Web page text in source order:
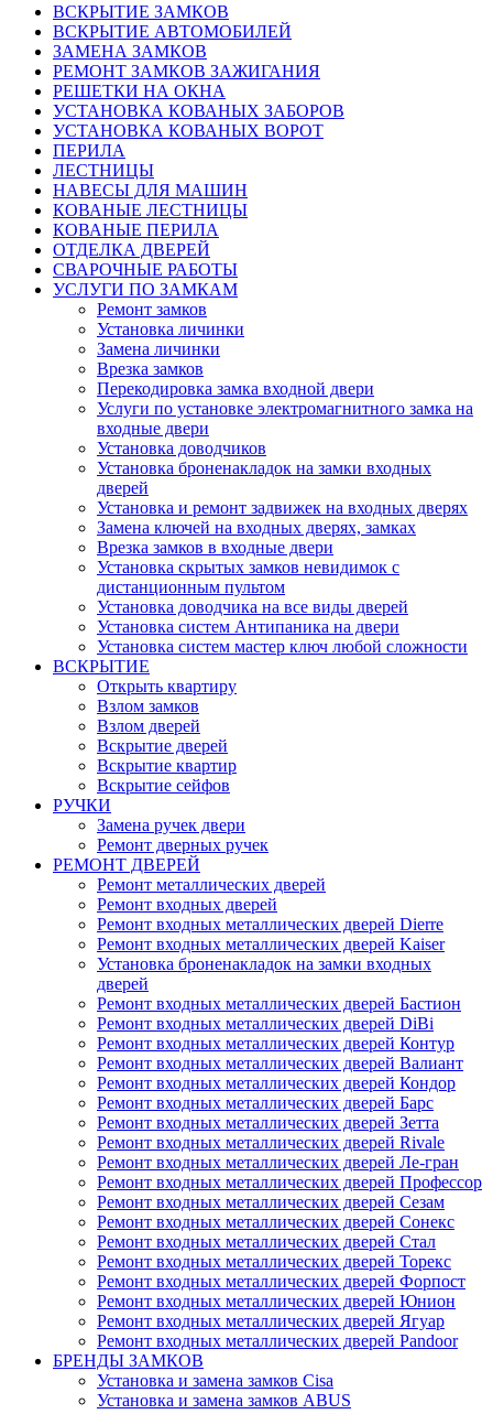
ВСКРЫТИЕ ЗАМКОВ
ВСКРЫТИЕ АВТОМОБИЛЕЙ
ЗАМЕНА ЗАМКОВ
РЕМОНТ ЗАМКОВ ЗАЖИГАНИЯ
РЕШЕТКИ НА ОКНА
УСТАНОВКА КОВАНЫХ ЗАБОРОВ
УСТАНОВКА КОВАНЫХ ВОРОТ
ПЕРИЛА
ЛЕСТНИЦЫ
НАВЕСЫ ДЛЯ МАШИН
КОВАНЫЕ ЛЕСТНИЦЫ
КОВАНЫЕ ПЕРИЛА
ОТДЕЛКА ДВЕРЕЙ
СВАРОЧНЫЕ РАБОТЫ
УСЛУГИ ПО ЗАМКАМ
Ремонт замков
Установка личинки
Замена личинки
Врезка замков
Перекодировка замка входной двери
Услуги по установке электромагнитного замка на
входные двери
Установка доводчиков
Установка броненакладок на замки входных
дверей
Установка и ремонт задвижек на входных дверях
Замена ключей на входных дверях, замках
Врезка замков в входные двери
Установка скрытых замков невидимок с
дистанционным пультом
Установка доводчика на все виды дверей
Установка систем Антипаника на двери
Установка систем мастер ключ любой сложности
ВСКРЫТИЕ
Открыть квартиру
Взлом замков
Взлом дверей
Вскрытие дверей
Вскрытие квартир
Вскрытие сейфов
РУЧКИ
Замена ручек двери
Ремонт дверных ручек
РЕМОНТ ДВЕРЕЙ
Ремонт металлических дверей
Ремонт входных дверей
Ремонт входных металлических дверей Dierre
Ремонт входных металлических дверей Kaiser
Установка броненакладок на замки входных
дверей
Ремонт входных металлических дверей Бастион
Ремонт входных металлических дверей DiBi
Ремонт входных металлических дверей Контур
Ремонт входных металлических дверей Валиант
Ремонт входных металлических дверей Кондор
Ремонт входных металлических дверей Барс
Ремонт входных металлических дверей Зетта
Ремонт входных металлических дверей Rivale
Ремонт входных металлических дверей Ле-гран
Ремонт входных металлических дверей Профессор
Ремонт входных металлических дверей Сезам
Ремонт входных металлических дверей Сонекс
Ремонт входных металлических дверей Стал
Ремонт входных металлических дверей Торекс
Ремонт входных металлических дверей Форпост
Ремонт входных металлических дверей Юнион
Ремонт входных металлических дверей Ягуар
Ремонт входных металлических дверей Pandoor
БРЕНДЫ ЗАМКОВ
Установка и замена замков Cisa
Установка и замена замков ABUS